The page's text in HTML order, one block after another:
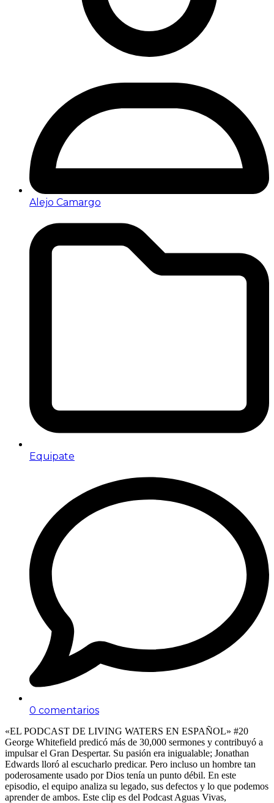
Alejo Camargo
Equipate
0 comentarios
«EL PODCAST DE LIVING WATERS EN ESPAÑOL» #20
George Whitefield predicó más de 30,000 sermones y contribuyó a
impulsar el Gran Despertar. Su pasión era inigualable; Jonathan
Edwards lloró al escucharlo predicar. Pero incluso un hombre tan
poderosamente usado por Dios tenía un punto débil. En este
episodio, el equipo analiza su legado, sus defectos y lo que podemos
aprender de ambos. Este clip es del Podcast Aguas Vivas,